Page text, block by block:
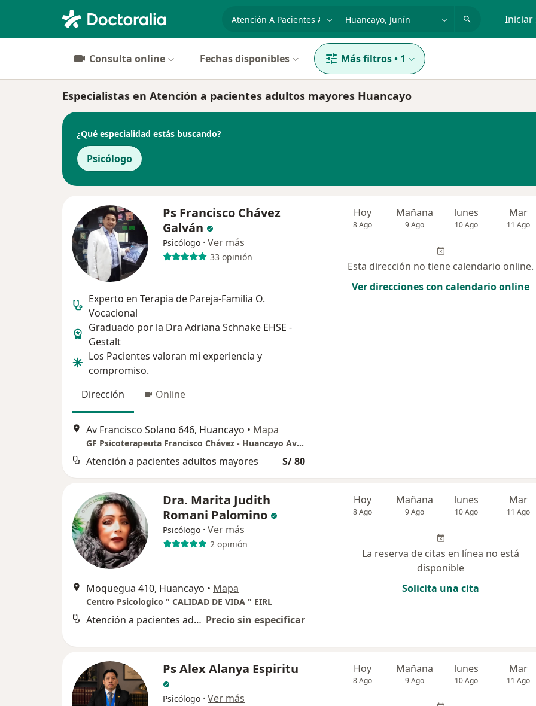
especialidad, enfermedad o nombre Iniciar
Consulta online Fechas disponibles Más filtros• 1
Especialistas en Atención a pacientes adultos mayores Huancayo
¿Qué especialidad estás buscando?
Psicólogo
Ps Francisco Chávez
Galván
Psicólogo · Ver más
33 opinión
Experto en Terapia de Pareja-Familia O.
Vocacional
Graduado por la Dra Adriana Schnake EHSE -
Gestalt
Los Pacientes valoran mi experiencia y
compromiso.
Dirección
Online
Av Francisco Solano 646, Huancayo • Mapa
GF Psicoterapeuta Francisco Chávez - Huancayo Av Francisco Solano of 402 (PREVIA CITA)
Atención a pacientes adultos mayores S/ 80
Hoy
8 Ago
Mañana
9 Ago
lunes
10 Ago
Mar
11 Ago
Esta dirección no tiene calendario online.
Ver direcciones con calendario online
Dra. Marita Judith
Romani Palomino
Psicólogo · Ver más
2 opinión
Moquegua 410, Huancayo • Mapa
Centro Psicologico " CALIDAD DE VIDA " EIRL
Atención a pacientes adultos mayores Precio sin especificar
Hoy
8 Ago
Mañana
9 Ago
lunes
10 Ago
Mar
11 Ago
La reserva de citas en línea no está
disponible
Solicita una cita
Ps Alex Alanya Espiritu
Psicólogo · Ver más
Hoy
8 Ago
Mañana
9 Ago
lunes
10 Ago
Mar
11 Ago